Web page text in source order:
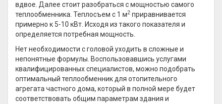
вдвое. Далее стоит разобраться с мощностью самого
теплообменника. Теплосъем с 1 м2 приравнивается
примерно к 5-10 кВт. Исходя из такого показателя и
определяется потребная мощность.
Нет необходимости с головой уходить в сложные и
непонятные формулы. Воспользовавшись услугами
квалифицированных специалистов, можно подобрать
оптимальный теплообменник для отопительного
агрегата частного дома, который в полной мере будет
соответствовать общим параметрам здания и